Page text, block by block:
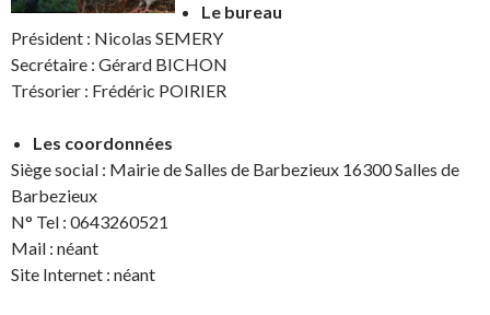
Le bureau
Président : Nicolas SEMERY
Secrétaire : Gérard BICHON
Trésorier : Frédéric POIRIER
Les coordonnées
Siège social : Mairie de Salles de Barbezieux 16300 Salles de
Barbezieux
N° Tel : 0643260521
Mail : néant
Site Internet : néant